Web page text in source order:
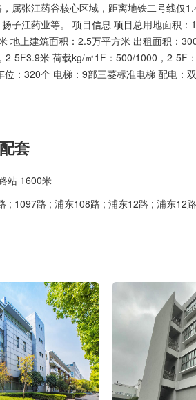
属张江药谷核心区域，距离地铁二号线仅
子江药业等。 项目信息 项目总用地面积
地上建筑面积：2.5万平方米 出租面积：
2-5F3.9米 荷载kg/㎡1F：500/1000，2-5F
位：320个 电梯：9部三菱标准电梯 配电：
套
站 1600米
; 1097路 ; 浦东108路 ; 浦东12路 ; 浦东12